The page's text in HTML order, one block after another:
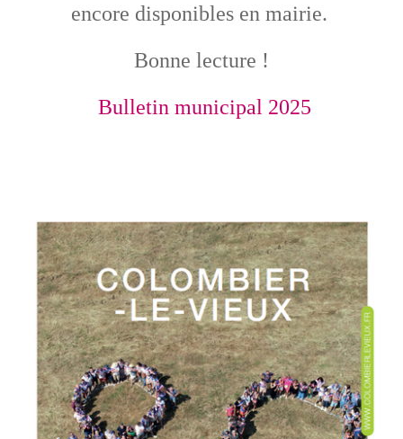
encore disponibles en mairie.
Bonne lecture !
Bulletin municipal 2025